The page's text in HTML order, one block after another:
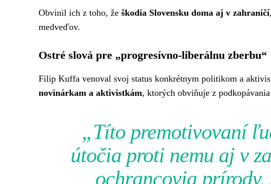
Obvinil ich z toho, že škodia Slovensku doma aj v zahraničí
medveďov.
Ostré slová pre „progresívno-liberálnu zberbu“
Filip Kuffa venoval svoj status konkrétnym politikom a
novinárkam a aktivistkám, ktorých obviňuje z
„Títo premotivovaní
útočia proti nemu aj v
ochrancovia